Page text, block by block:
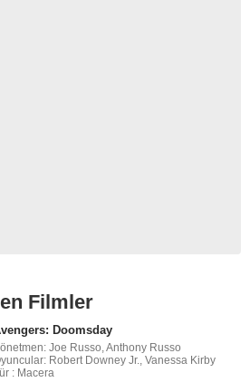
Filmler
Doomsday
Joe Russo, Anthony Russo
Robert Downey Jr., Vanessa Kirby
: Macera